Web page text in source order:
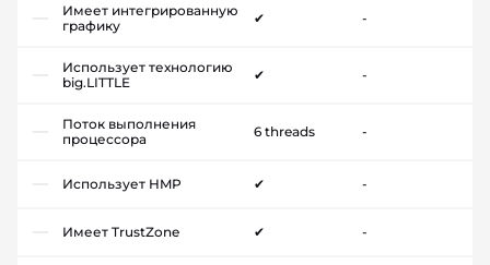
Имеет интегрированную
графику
✔ -
Использует технологию
big.LITTLE
✔ -
Поток выполнения
процессора
6 threads -
Использует HMP ✔ -
Имеет TrustZone ✔ -